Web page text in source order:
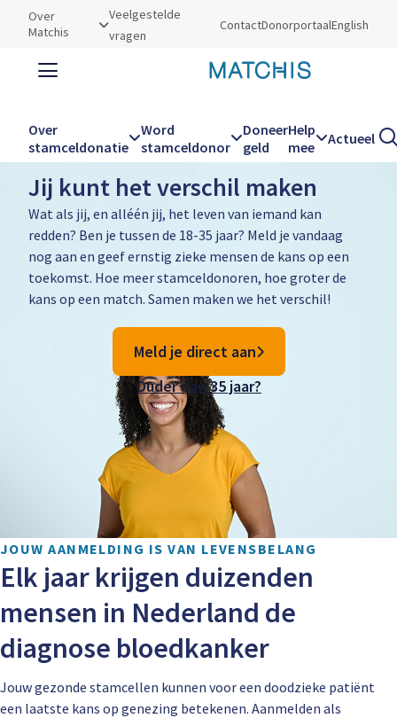
Utilities
Over
Matchis
Veelgestelde
vragen
ContactDonorportaalEnglish
Over
stamceldonatie
Word
stamceldonor
Doneer
geld
Help
mee
Actueel
Word stamceldonor
Jij kunt het verschil maken
Wat als jij, en alléén jij, het leven van iemand kan
redden? Ben je tussen de 18-35 jaar? Meld je vandaag
nog aan en geef ernstig zieke mensen de kans op een
toekomst. Hoe meer stamceldonoren, hoe groter de
kans op een match. Samen maken we het verschil!
Meld je direct aan
Ouder dan 35 jaar?
JOUW AANMELDING IS VAN LEVENSBELANG
Elk jaar krijgen duizenden
mensen in Nederland de
diagnose bloedkanker
Jouw gezonde stamcellen kunnen voor een doodzieke patiënt
een laatste kans op genezing betekenen. Aanmelden als